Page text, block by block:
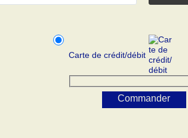
Carte de crédit/débit
Commander